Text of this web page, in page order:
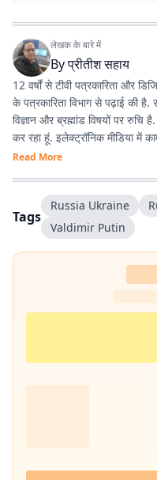
लेखक के बारे में
Byप्रीतीश सहाय
12 वर्षों से टीवी पत्रकारिता और
के पत्रकारिता विभाग से पढ़ाई की है.
विज्ञान और ब्रह्मांड विषयों पर रुचि है. बीते छह वर्षों से प्रभात खबर.कॉम के लिए काम
कर रहा हूं. इलेक्ट्रॉनिक मीडिया में
काफी अच्छा रहा है.
Read More
Tags
Russia Ukraine
Valdimir Putin